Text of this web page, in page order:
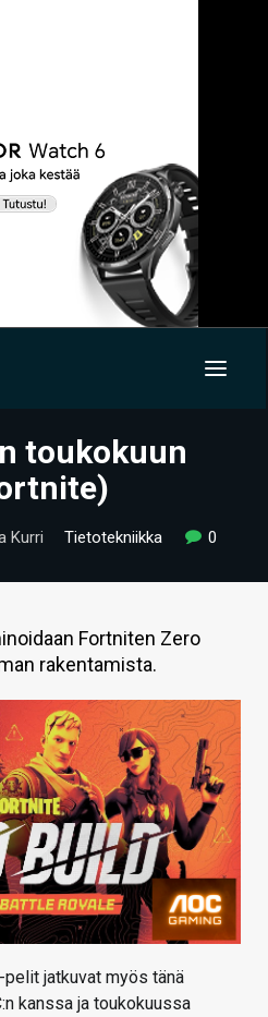
toukokuun
Kurri Tietotekniikka 0
Fortniten Zero
rakentamista.
jatkuvat myös tänä
kanssa ja toukokuussa